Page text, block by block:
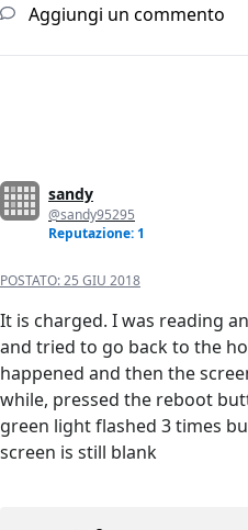
Aggiungi un commento
sandy
@sandy95295
Reputazione: 1
POSTATO:25 GIU 2018
It is charged. I was reading
and tried to go back to the
happened and then the
while, pressed the reboot
green light flashed 3 times
screen is still blank